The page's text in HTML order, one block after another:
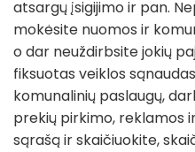
atsargų įsigijimo ir pan.
mokėsite nuomos ir
o dar neuždirbsite jokių
fiksuotas veiklos
komunalinių paslaugų,
prekių pirkimo, reklamos
sąrašą ir skaičiuokite,